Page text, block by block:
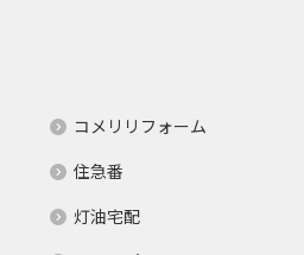
コメリリフォーム
住急番
灯油宅配